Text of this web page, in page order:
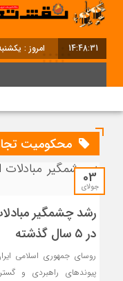
14:48:31 امروز : یکشنبه, ۱۸ مرداد ,
محکومیت
03
جولای
رشد چشمگیر
در ۵ سال گذشته
روسای جمهوری اسلامی
پیوندهای راهبردی و